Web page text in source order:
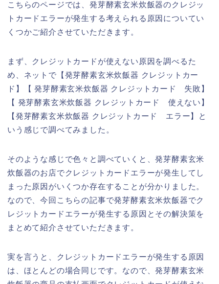
こちらのページでは、発芽酵素玄米炊飯器のクレジッ
トカードエラーが発生する考えられる原因についてい
くつかご紹介させていただきます。
まず、クレジットカードが使えない原因を調べるた
め、ネットで【発芽酵素玄米炊飯器 クレジットカー
ド】【 発芽酵素玄米炊飯器 クレジットカード 失敗】
【 発芽酵素玄米炊飯器 クレジットカード 使えない】
【発芽酵素玄米炊飯器 クレジットカード エラー】と
いう感じで調べてみました。
そのような感じで色々と調べていくと、発芽酵素玄米
炊飯器のお店でクレジットカードエラーが発生してし
まった原因がいくつか存在することが分かりました。
なので、今回こちらの記事で発芽酵素玄米炊飯器でク
レジットカードエラーが発生する原因とその解決策を
まとめて紹介させていただきます。
実を言うと、クレジットカードエラーが発生する原因
は、ほとんどの場合同じです。なので、発芽酵素玄米